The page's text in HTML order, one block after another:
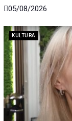
05/08/2026
KULTURA